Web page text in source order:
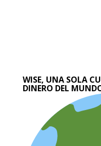
WISE, UNA SOLA
DINERO DEL